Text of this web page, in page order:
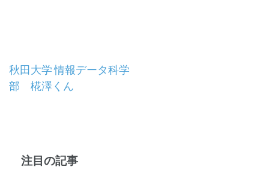
投
稿
ゲ
秋田大学 情報データ科学
部 椛澤くん
注目の記事